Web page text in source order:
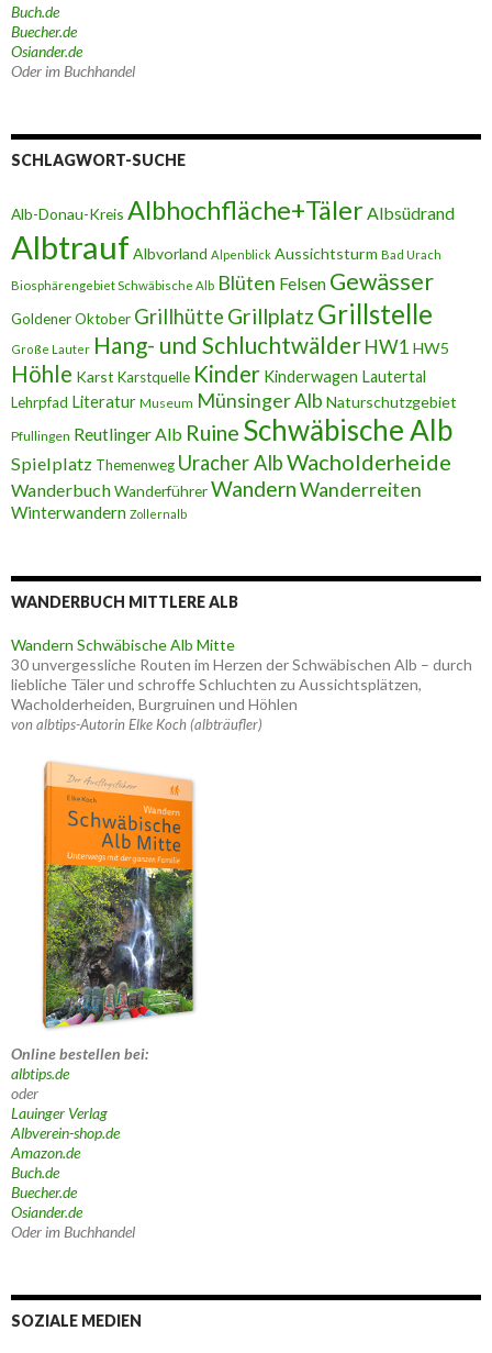
Buch.de
Buecher.de
Osiander.de
Oder im Buchhandel
SCHLAGWORT-SUCHE
Alb-Donau-Kreis Albhochfläche+TälerAlbsüdrand
Albtrauf Albvorland Alpenblick Aussichtsturm Bad Urach
Biosphärengebiet Schwäbische Alb Blüten Felsen Gewässer
Goldener Oktober Grillhütte Grillplatz Grillstelle
Große Lauter Hang- und SchluchtwälderHW1 HW5
Höhle Karst Karstquelle Kinder Kinderwagen Lautertal
Lehrpfad Literatur Museum Münsinger Alb Naturschutzgebiet
Pfullingen Reutlinger Alb Ruine Schwäbische Alb
Spielplatz Themenweg Uracher AlbWacholderheide
WanderbuchWanderführerWandernWanderreiten
Winterwandern Zollernalb
WANDERBUCH MITTLERE ALB
Wandern Schwäbische Alb Mitte
30 unvergessliche Routen im Herzen der Schwäbischen Alb – durch
liebliche Täler und schroffe Schluchten zu Aussichtsplätzen,
Wacholderheiden, Burgruinen und Höhlen
von albtips-Autorin Elke Koch (albträufler)
Online bestellen bei:
albtips.de
oder
Lauinger Verlag
Albverein-shop.de
Amazon.de
Buch.de
Buecher.de
Osiander.de
Oder im Buchhandel
SOZIALE MEDIEN